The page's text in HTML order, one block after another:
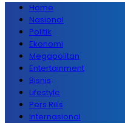
Home
Nasional
Politik
Ekonomi
Megapolitan
Entertainment
Bisnis
Lifestyle
Pers Rilis
Internasional